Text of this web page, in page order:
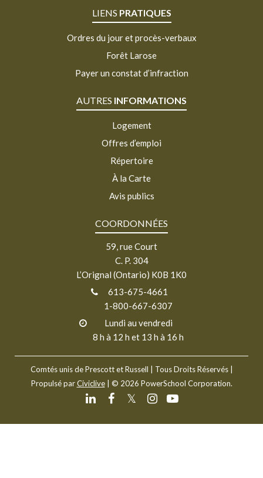
LIENS PRATIQUES
Ordres du jour et procès-verbaux
Forêt Larose
Payer un constat d’infraction
AUTRES INFORMATIONS
Logement
Offres d’emploi
Répertoire
À la Carte
Avis publics
COORDONNÉES
59, rue Court
C. P. 304
L’Orignal (Ontario) K0B 1K0
613-675-4661
1-800-667-6307
Lundi au vendredi
8 h à 12 h et 13 h à 16 h
Comtés unis de Prescott et Russell
| Tous Droits Réservés |
Propulsé parCiviclive| © 2026 PowerSchool Corporation.
𝕏